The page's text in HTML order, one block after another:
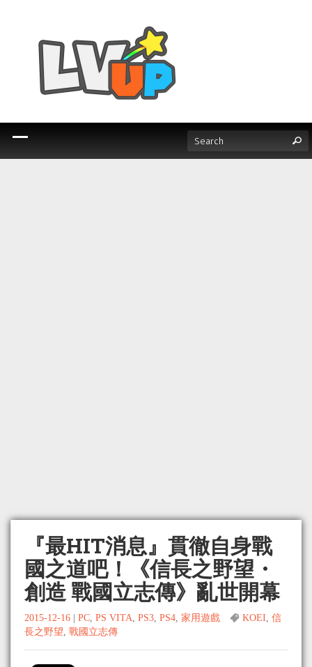
『最HIT消息』貫徹自身戰
國之道吧！《信長之野望・
創造 戰國立志傳》亂世開幕
2015-12-16 PC, PS VITA, PS3, PS4, 家用遊戲 KOEI, 信
長之野望, 戰國立志傳